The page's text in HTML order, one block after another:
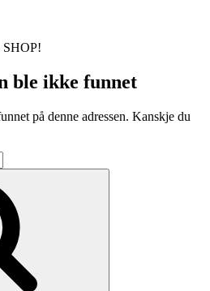
SHOP!
ble ikke funnet
på denne adressen. Kanskje du